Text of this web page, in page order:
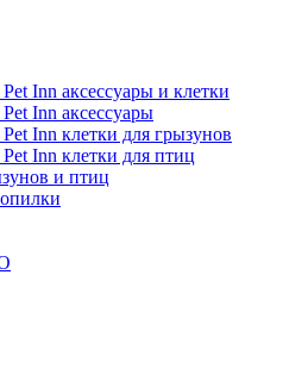
Inn аксессуары и клетки
Inn аксессуары
Inn клетки для грызунов
Inn клетки для птиц
и птиц